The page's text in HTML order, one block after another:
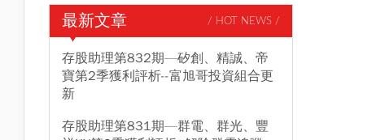
最新文章 / HOT NEWS /
存股助理第832期—矽創、精誠、帝
寶第2季獲利評析--富旭哥投資組合更
新
存股助理第831期—群電、群光、豐